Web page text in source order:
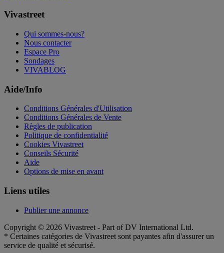
Vivastreet
Qui sommes-nous?
Nous contacter
Espace Pro
Sondages
VIVABLOG
Aide/Info
Conditions Générales d'Utilisation
Conditions Générales de Vente
Règles de publication
Politique de confidentialité
Cookies Vivastreet
Conseils Sécurité
Aide
Options de mise en avant
Liens utiles
Publier une annonce
Copyright © 2026 Vivastreet - Part of DV International Ltd.
* Certaines catégories de Vivastreet sont payantes afin d'assurer un
service de qualité et sécurisé.